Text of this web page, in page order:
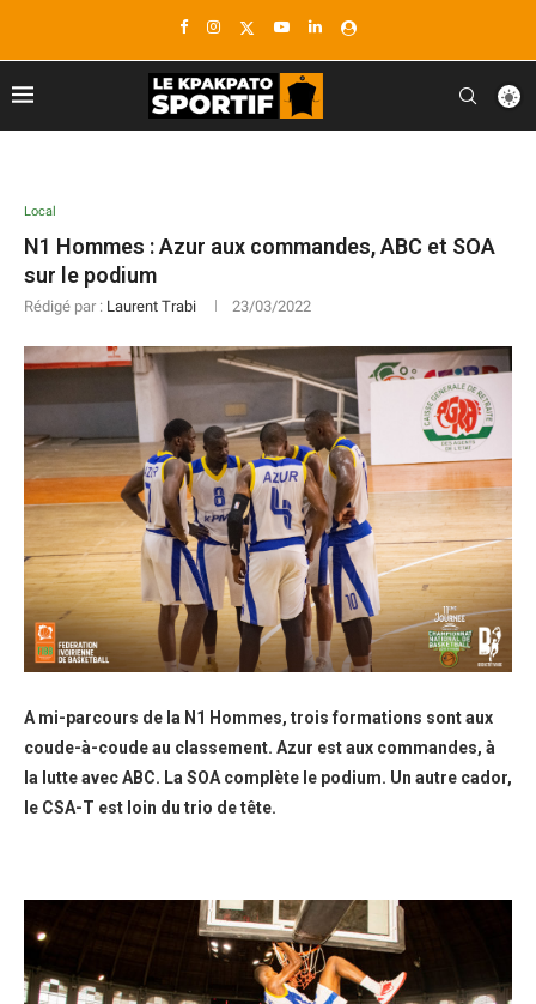
Local
N1 Hommes : Azur aux commandes, ABC et SOA
sur le podium
Rédigé par : Laurent Trabi 23/03/2022
A mi-parcours de la N1 Hommes, trois formations sont aux
coude-à-coude au classement. Azur est aux commandes, à
la lutte avec ABC. La SOA complète le podium. Un autre cador,
le CSA-T est loin du trio de tête.